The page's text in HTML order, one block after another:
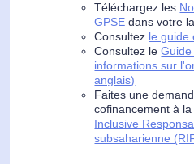
Téléchargez les
GPSE dans votre
Consultez le guide
Consultez le
informations sur
anglais)
Faites une
cofinancement à la
Inclusive
subsaharienne